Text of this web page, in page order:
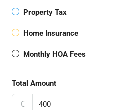
Property Tax
Home Insurance
Monthly HOA Fees
Total Amount
€